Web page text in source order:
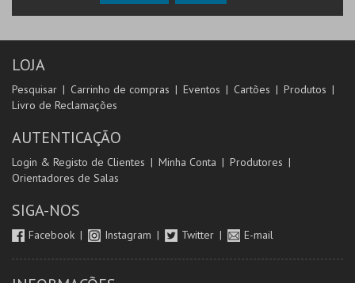
LOJA
Pesquisar Carrinho de compras Eventos Cartões
Produtos
Livro de Reclamações
AUTENTICAÇÃO
Login & Registo de Clientes Minha Conta
Produtores
Orientadores de Salas
SIGA-NOS
Facebook Instagram Twitter E-mail